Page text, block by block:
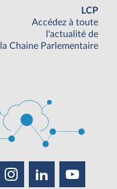
LCP
Accédez à toute
l'actualité de
la Chaine Parlementaire